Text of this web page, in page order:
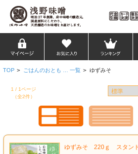
TOP > ごはんのおとも … 一覧 > ゆずみそ
1 / 1ページ
（全2件）
ゆずみそ 220ｇ スタンド